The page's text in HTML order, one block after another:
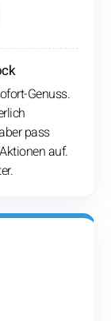
Genuss.
pass
auf.